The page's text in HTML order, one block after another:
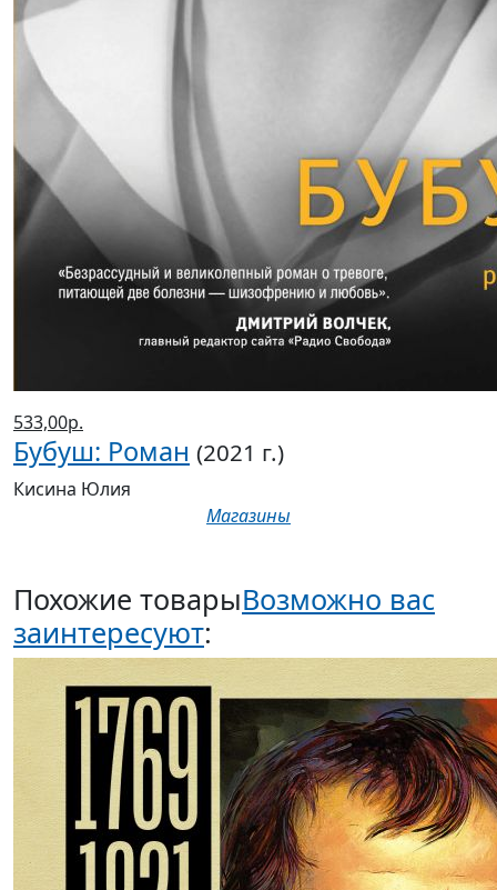
533,00р.
Бубуш: Роман (2021 г.)
Кисина Юлия
Магазины
Похожие товарыВозможно вас
заинтересуют: